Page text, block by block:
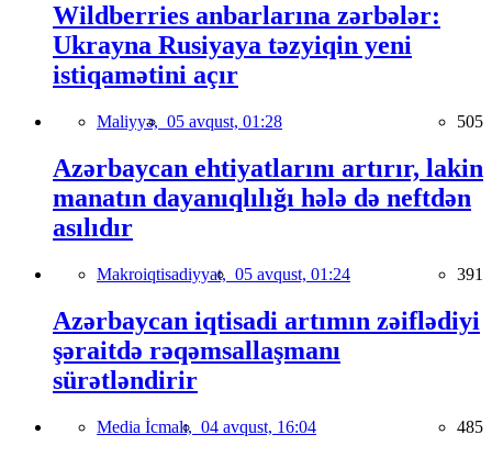
Wildberries anbarlarına zərbələr:
Ukrayna Rusiyaya təzyiqin yeni
istiqamətini açır
Maliyyə, 05 avqust, 01:28 505
Azərbaycan ehtiyatlarını artırır, lakin
manatın dayanıqlılığı hələ də neftdən
asılıdır
Makroiqtisadiyyat, 05 avqust, 01:24 391
Azərbaycan iqtisadi artımın zəiflədiyi
şəraitdə rəqəmsallaşmanı
sürətləndirir
Media İcmalı, 04 avqust, 16:04 485